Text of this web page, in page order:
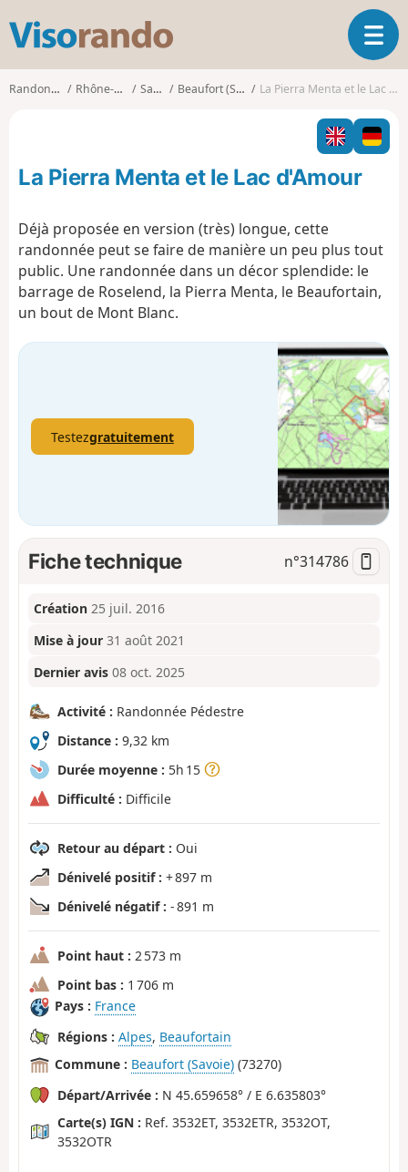
s
o
o
O
u
i
r
l
i
a
o
n
Randonnées Rhône-Alpes Savoie Beaufort (Savoie) La Pierra Menta et le Lac d'Amour
La Pierra Menta et le Lac d'Amour
Déjà proposée en version (très) longue, cette
randonnée peut se faire de manière un peu plus tout
public. Une randonnée dans un décor splendide: le
barrage de Roselend, la Pierra Menta, le Beaufortain,
un bout de Mont Blanc.
Testezgratuitement
Fiche technique n°314786
Création 25 juil. 2016
Mise à jour 31 août 2021
Dernier avis 08 oct. 2025
Activité : Randonnée Pédestre
Distance : 9,32 km
Durée moyenne : 5h 15
Difficulté : Difficile
Retour au départ : Oui
Dénivelé positif : + 897 m
Dénivelé négatif : - 891 m
Point haut : 2 573 m
Point bas : 1 706 m
Pays : France
Régions : Alpes, Beaufortain
Commune : Beaufort (Savoie) (73270)
Départ/Arrivée : N 45.659658° / E 6.635803°
Carte(s) IGN : Ref. 3532ET, 3532ETR, 3532OT,
3532OTR